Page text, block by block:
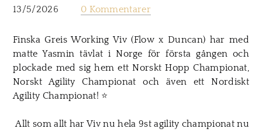
13/5/2026 0 Kommentarer
Finska Greis Working Viv (Flow x Duncan) har med
matte Yasmin tävlat i Norge för första gången och
plockade med sig hem ett Norskt Hopp Championat,
Norskt Agility Championat och även ett Nordiskt
Agility Championat! ⭐
Allt som allt har Viv nu hela 9st agility championat nu